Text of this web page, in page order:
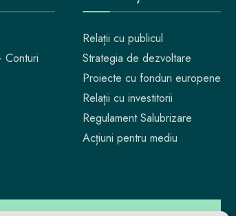
Conturi
Relații cu publicul
Strategia de dezvoltare
Proiecte cu fonduri europene
Relații cu investitorii
Regulament Salubrizare
Acțiuni pentru mediu